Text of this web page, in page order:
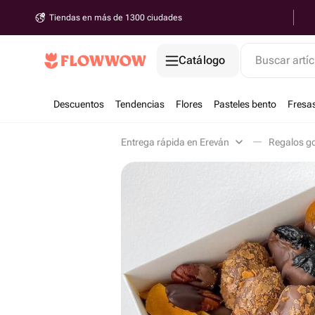
Tiendas en más de 1300 ciudades
Catálogo Buscar
Descuentos Tendencias Flores Pasteles bento
Entrega rápida en Ereván Regalos